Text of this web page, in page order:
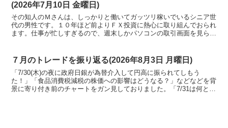
(2026年7月10日 金曜日)
その知人のＭさんは、しっかりと働いてガッツリ稼いでいるシニア世
代の男性です。１０年ほど前よりＦＸ投資に熱心に取り組んでおられ
ます。仕事が忙しすぎるので、週末しかパソコンの取引画面を見られ
７月のトレードを振り返る(2026年8月3日 月曜日)
「7/30(木)の夜に政府日銀が為替介入して円高に振られてしもう
た！」「食品消費税減税の株価への影響はどうなる？」などなどを背
景に寄り付き前のチャートをガン見しておりました。「7/31は何とな